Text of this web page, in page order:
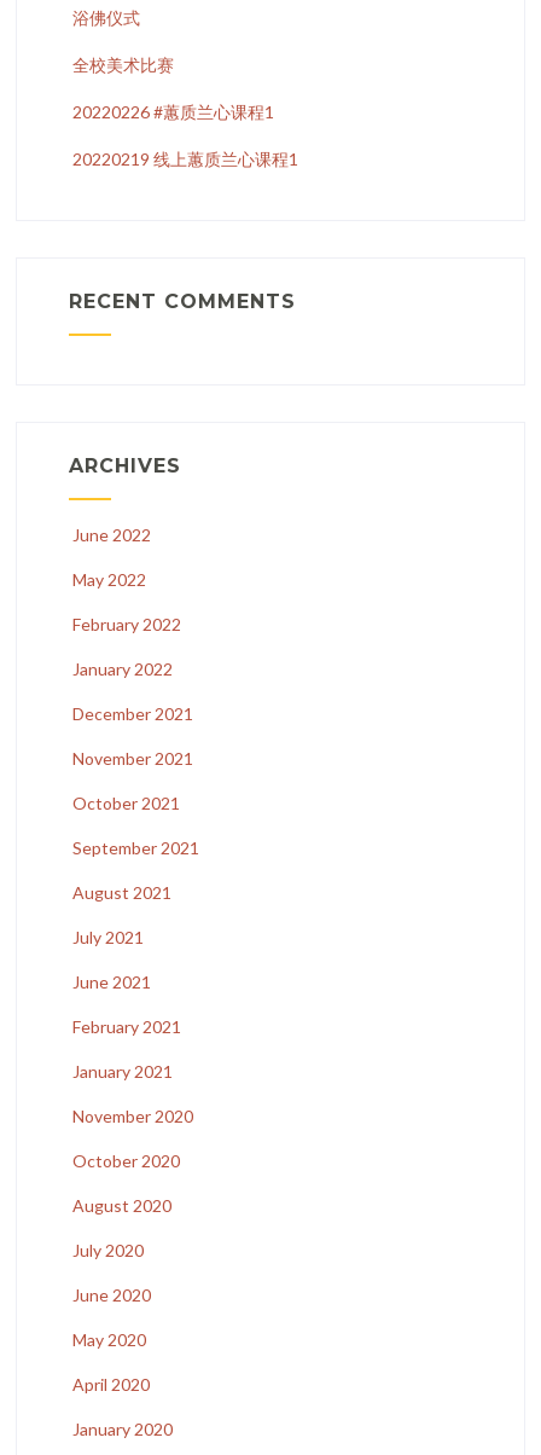
浴佛仪式
全校美术比赛
20220226 #蕙质兰心课程1
20220219 线上蕙质兰心课程1
RECENT COMMENTS
ARCHIVES
June 2022
May 2022
February 2022
January 2022
December 2021
November 2021
October 2021
September 2021
August 2021
July 2021
June 2021
February 2021
January 2021
November 2020
October 2020
August 2020
July 2020
June 2020
May 2020
April 2020
January 2020